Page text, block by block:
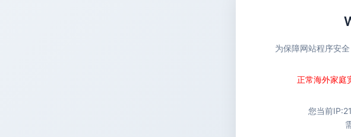
为保障网站程序安
正常海外家庭
您当前IP: